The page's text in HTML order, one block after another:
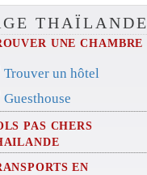
THAÏLANDE
UNE CHAMBRE
Trouver un hôtel
Guesthouse
PAS CHERS
EN